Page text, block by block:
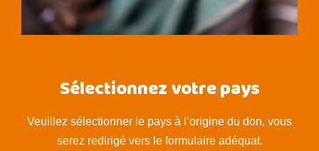
Sélectionnez votre pays
Veuillez sélectionner le pays à l’origine du don, vous
serez redirigé vers le formulaire adéquat.